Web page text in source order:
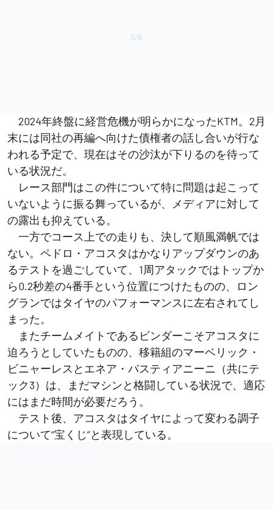
2024年終盤に経営危機が明らかになったKTM。2月
末には同社の再編へ向けた債権者の話し合いが行な
われる予定で、現在はその沙汰が下りるのを待って
いる状況だ。
レース部門はこの件について特に問題は起こって
いないように振る舞っているが、メディアに対して
の露出も抑えている。
一方でコース上での走りも、決して順風満帆では
ない。ペドロ・アコスタはかなりアップダウンのあ
るテストを過ごしていて、1周アタックではトップか
ら0.2秒差の4番手という位置につけたものの、ロン
グランではタイヤのパフォーマンスに左右されてし
まった。
またチームメイトであるビンダーこそアコスタに
迫ろうとしていたものの、移籍組のマーベリック・
ビニャーレスとエネア・バスティアニーニ（共にテ
ック3）は、まだマシンと格闘している状況で、適応
にはまだ時間が必要だろう。
テスト後、アコスタはタイヤによって変わる調子
について“宝くじ”と表現している。